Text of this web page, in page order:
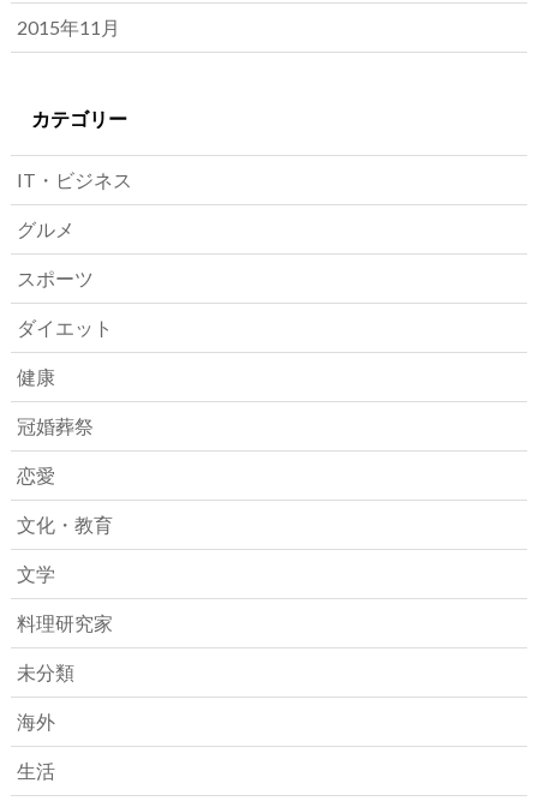
2015年11月
カテゴリー
IT・ビジネス
グルメ
スポーツ
ダイエット
健康
冠婚葬祭
恋愛
文化・教育
文学
料理研究家
未分類
海外
生活